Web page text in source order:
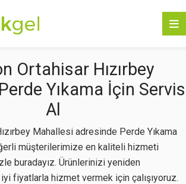
Ortahisar Hızırbey
Yıkama İçin Servis
Al
Mahallesi adresinde Perde Yıkama
müşterilerimize en kaliteli hizmeti
buradayız. Ürünlerinizi yeniden
fiyatlarla hizmet vermek için çalışıyoruz.